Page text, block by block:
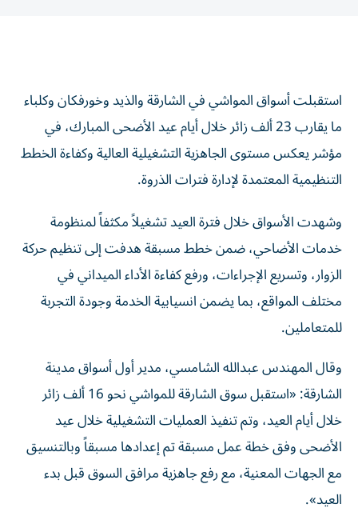
استقبلت أسواق المواشي في الشارقة والذيد وخورفكان وكلباء
ما يقارب 23 ألف زائر خلال أيام عيد الأضحى المبارك، في
مؤشر يعكس مستوى الجاهزية التشغيلية العالية وكفاءة الخطط
التنظيمية المعتمدة لإدارة فترات الذروة.
وشهدت الأسواق خلال فترة العيد تشغيلاً مكثفاً لمنظومة
خدمات الأضاحي، ضمن خطط مسبقة هدفت إلى تنظيم حركة
الزوار، وتسريع الإجراءات، ورفع كفاءة الأداء الميداني في
مختلف المواقع، بما يضمن انسيابية الخدمة وجودة التجربة
للمتعاملين.
الشارقة: «استقبل سوق الشارقة للمواشي نحو 16 ألف زائر
خلال أيام العيد، وتم تنفيذ العمليات التشغيلية خلال عيد
الأضحى وفق خطة عمل مسبقة تم إعدادها مسبقاً وبالتنسيق
مع الجهات المعنية، مع رفع جاهزية مرافق السوق قبل بدء
العيد».